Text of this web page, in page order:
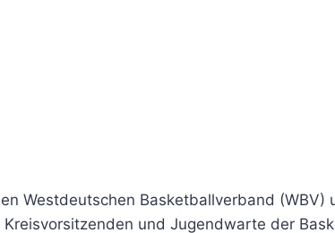
Westdeutschen Basketballverband (WBV)
und Jugendwarte der